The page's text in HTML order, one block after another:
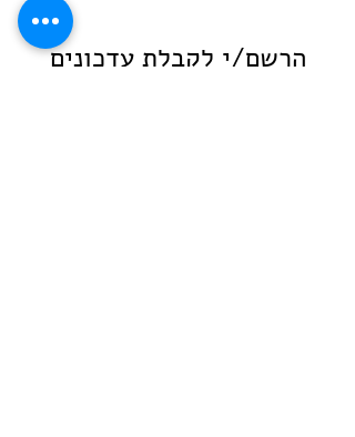
הרשם/י לקבלת עדכונים